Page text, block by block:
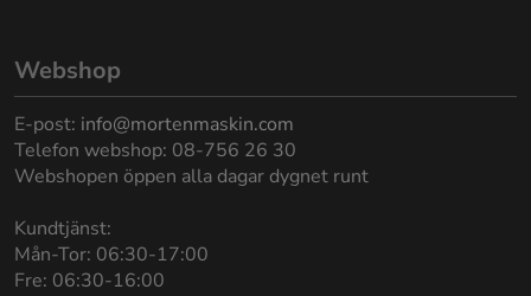
Webshop
E-post: info@mortenmaskin.com
Telefon webshop: 08-756 26 30
Webshopen öppen alla dagar dygnet runt
Kundtjänst:
Mån-Tor: 06:30-17:00
Fre: 06:30-16:00